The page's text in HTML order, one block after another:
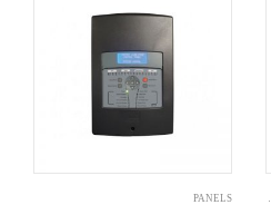
PANELS